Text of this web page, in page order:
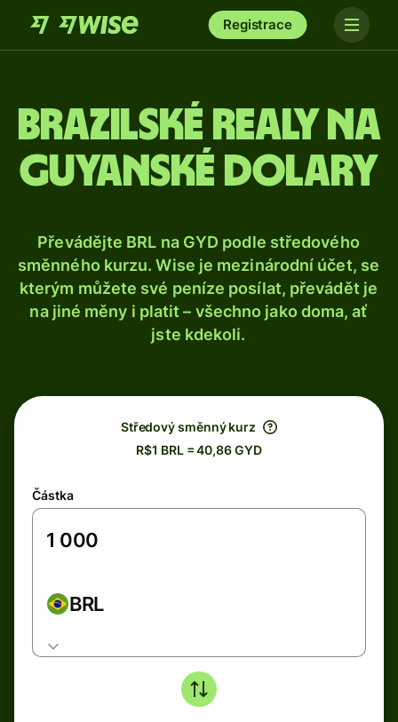
Registrace
Brazilské realy na
guyanské dolary
Převádějte BRL na GYD podle středového
směnného kurzu. Wise je mezinárodní účet, se
kterým můžete své peníze posílat, převádět je
na jiné měny i platit – všechno jako doma, ať
jste kdekoli.
Středový směnný kurz
R$1 BRL = 40,86 GYD
Částka
BRL